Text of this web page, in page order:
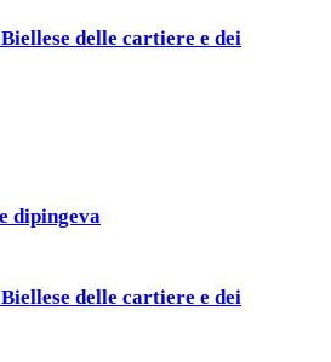
delle cartiere e dei
dipingeva
delle cartiere e dei